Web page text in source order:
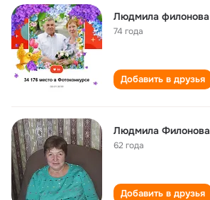
Людмила филонова
74 года
Добавить в друзья
Людмила Филонова
62 года
Добавить в друзья